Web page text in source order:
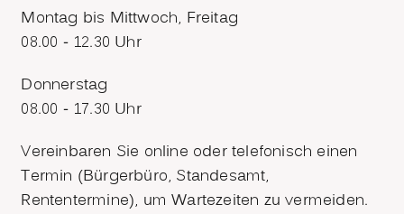
Montag bis Mittwoch, Freitag
08.00 - 12.30 Uhr
Donnerstag
08.00 - 17.30 Uhr
Vereinbaren Sie online oder telefonisch einen
Termin (Bürgerbüro, Standesamt,
Rententermine), um Wartezeiten zu vermeiden.